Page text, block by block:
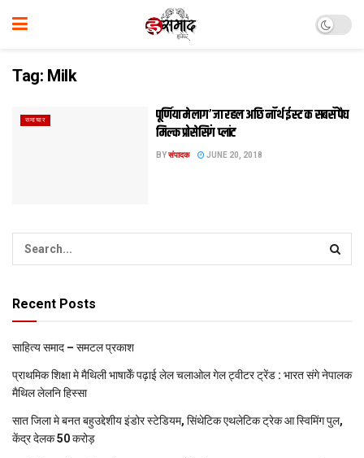
Tag: Milk
समाचार
पूर्णिया मे लाग’ जा रहल अछि नॉर्थ ईस्ट क सबसँ पैघ
मिल्क प्रोसेसिंग प्लांट
BYसंपादक JUNE 20, 2018
Recent Posts
साहित्य समाद – समटल प्रकाश
प्राथमिक शि‍क्षा मे मैथि‍ली भाषाकेँ पढ़ाई लेल चलाओल गेल ट्वीटर ट्रेंड : भारत संगे नेपालक
मैथिल लेलनि हिस्सा
सात जिला मे बनत बहुउद्देशीय इंडोर स्‍टेडि‍यम, सिंथेटिक एथलेटिक ट्रेक आ स्विमिंग पुल,
केंद्र देलक 50 करोड़